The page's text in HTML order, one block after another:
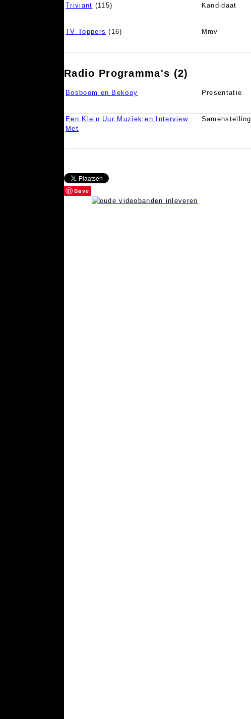
Triviant (115) Kandidaat
TV Toppers (16) Mmv
Radio Programma's (2)
Bosboom en Bekooy Presentatie
Een Klein Uur Muziek en Interview
Met
Samenstelling
Save